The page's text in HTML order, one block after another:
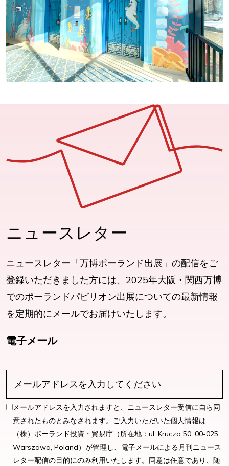
ニュースレター
ニュースレター「万博ポーランド出展」の配信をご
登録いただきました方には、2025年大阪・関西万博
でのポーランドパビリオン出展についての最新情報
を定期的にメールでお届けいたします。
電子メール
メールアドレスを入力されますと、ニュースレター受信に自ら同
意されたものとみなされます。ご入力いただいた個人情報は
（株）ポーランド投資・貿易庁（所在地：ul. Krucza 50, 00-025
Warszawa, Poland）が管理し、電子メールによる月刊ニュース
レター配信の目的にのみ利用いたします。同意は任意であり、随